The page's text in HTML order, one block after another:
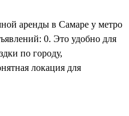
аренды в Самаре у метро
0. Это удобно для
по городу,
локация для